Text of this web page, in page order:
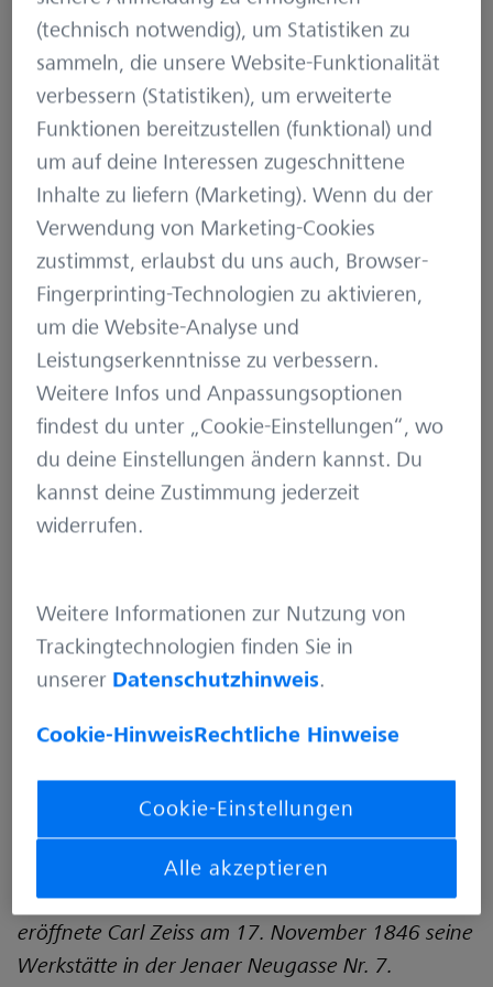
wissenschaftliche Geräte und Instrumente.
Darüber hinaus bot er unter anderem Brillen,
chemische Waagen, Reißzeuge und Fernrohre an.
Bereits ein Jahr später begann er mit der
Fertigung einfacher Mikroskope. In dem Physiker
Ernst Abbe fand Carl Zeiss 20 Jahre später
schließlich den Mann, der die Bildentstehung im
Mikroskop auf eine mathematisch-
wissenschaftliche Grundlage stellte und damit
revolutionierte. Als vorausschauender
Unternehmer erkannte Zeiss das innovative
Potenzial Abbes und machte ihn zum stillen
Teilhaber.
Mit einem Startkapital von 100 geliehenen Talern
eröffnete Carl Zeiss am 17. November 1846 seine
Werkstätte in der Jenaer Neugasse Nr. 7.
(technisch notwendig), um Statistiken zu
sammeln, die unsere Website-Funktionalität
verbessern (Statistiken), um erweiterte
Funktionen bereitzustellen (funktional) und
um auf deine Interessen zugeschnittene
Inhalte zu liefern (Marketing). Wenn du der
Verwendung von Marketing-Cookies
zustimmst, erlaubst du uns auch, Browser-
Fingerprinting-Technologien zu aktivieren,
um die Website-Analyse und
Leistungserkenntnisse zu verbessern.
Weitere Infos und Anpassungsoptionen
findest du unter „Cookie-Einstellungen“, wo
du deine Einstellungen ändern kannst. Du
kannst deine Zustimmung jederzeit
widerrufen.
Weitere Informationen zur Nutzung von
Trackingtechnologien finden Sie in
unserer Datenschutzhinweis.
Cookie-HinweisRechtliche Hinweise
Cookie-Einstellungen
Alle akzeptieren